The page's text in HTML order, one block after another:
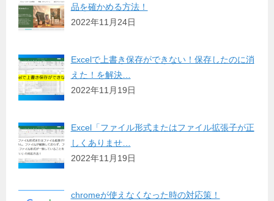
品を確かめる方法！
2022年11月24日
Excelで上書き保存ができない！保存したのに消
えた！を解決…
2022年11月19日
Excel「ファイル形式またはファイル拡張子が正
しくありませ…
2022年11月19日
chromeが使えなくなった時の対応策！